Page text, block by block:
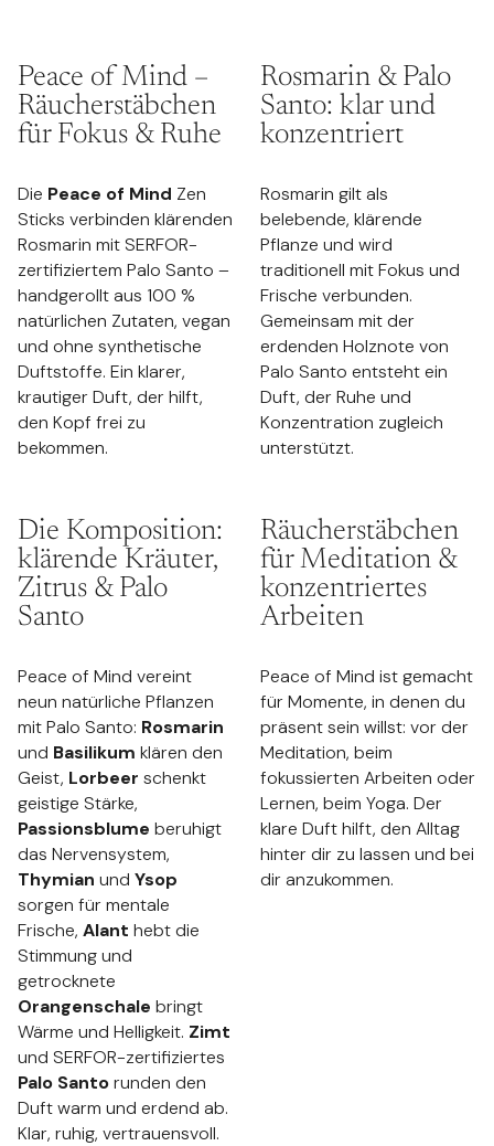
Peace of Mind –
Räucherstäbchen
für Fokus & Ruhe
Die Peace of Mind Zen
Sticks verbinden klärenden
Rosmarin mit SERFOR-
zertifiziertem Palo Santo –
handgerollt aus 100 %
natürlichen Zutaten, vegan
und ohne synthetische
Duftstoffe. Ein klarer,
krautiger Duft, der hilft,
den Kopf frei zu
bekommen.
Rosmarin & Palo
Santo: klar und
konzentriert
Rosmarin gilt als
belebende, klärende
Pflanze und wird
traditionell mit Fokus und
Frische verbunden.
Gemeinsam mit der
erdenden Holznote von
Palo Santo entsteht ein
Duft, der Ruhe und
Konzentration zugleich
unterstützt.
Die Komposition:
klärende Kräuter,
Zitrus & Palo
Santo
Peace of Mind vereint
neun natürliche Pflanzen
mit Palo Santo: Rosmarin
und Basilikum klären den
Geist, Lorbeer schenkt
geistige Stärke,
Passionsblume beruhigt
das Nervensystem,
Thymian und Ysop
sorgen für mentale
Frische, Alant hebt die
Stimmung und
getrocknete
Orangenschale bringt
Wärme und Helligkeit. Zimt
und SERFOR-zertifiziertes
Palo Santorunden den
Duft warm und erdend ab.
Klar, ruhig, vertrauensvoll.
Räucherstäbchen
für Meditation &
konzentriertes
Arbeiten
Peace of Mind ist gemacht
für Momente, in denen du
präsent sein willst: vor der
Meditation, beim
fokussierten Arbeiten oder
Lernen, beim Yoga. Der
klare Duft hilft, den Alltag
hinter dir zu lassen und bei
dir anzukommen.